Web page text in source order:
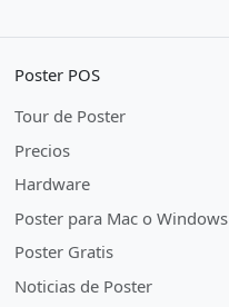
Poster POS
Tour de Poster
Precios
Hardware
Poster para Mac o Windows
Poster Gratis
Noticias de Poster